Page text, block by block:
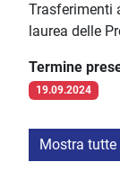
Trasferimenti
laurea delle
Termine
19.09.2024
Mostra